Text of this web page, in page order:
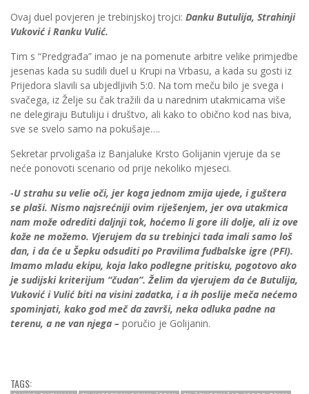
Ovaj duel povjeren je trebinjskoj trojci: Danku Butulija, Strahinji
Vuković i Ranku Vulić.
Tim s “Predgrađa” imao je na pomenute arbitre velike primjedbe
jesenas kada su sudili duel u Krupi na Vrbasu, a kada su gosti iz
Prijedora slavili sa ubjedljivih 5:0. Na tom meču bilo je svega i
svačega, iz Želje su čak tražili da u narednim utakmicama više
ne delegiraju Butuliju i društvo, ali kako to obično kod nas biva,
sve se svelo samo na pokušaje….
Sekretar prvoligaša iz Banjaluke Krsto Golijanin vjeruje da se
neće ponovoti scenario od prije nekoliko mjeseci.
-U strahu su velie oči, jer koga jednom zmija ujede, i guštera
se plaši. Nismo najsrećniji ovim riješenjem, jer ova utakmica
nam može odrediti daljnji tok, hoćemo li gore ili dolje, ali iz ove
kože ne možemo. Vjerujem da su trebinjci tada imali samo loš
dan, i da će u Šepku odsuditi po Pravilima fudbalske igre (PFI).
Imamo mladu ekipu, koja lako podlegne pritisku, pogotovo ako
je sudijski kriterijum “čudan”. Želim da vjerujem da će Butulija,
Vuković i Vulić biti na visini zadatka, i a ih poslije meča nećemo
spominjati, kako god meč da završi, neka odluka padne na
terenu, a ne van njega – poručio je Golijanin.
TAGS: